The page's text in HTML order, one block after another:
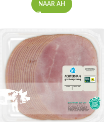
NAAR AH